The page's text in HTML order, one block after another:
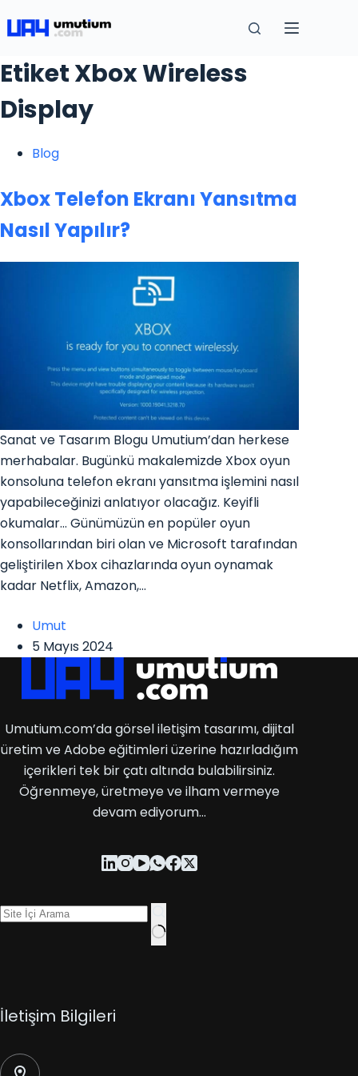
EtiketXbox Wireless
Display
Blog
Xbox Telefon Ekranı Yansıtma
Nasıl Yapılır?
Sanat ve Tasarım Blogu Umutium’dan herkese
merhabalar. Bugünkü makalemizde Xbox oyun
konsoluna telefon ekranı yansıtma işlemini nasıl
yapabileceğinizi anlatıyor olacağız. Keyifli
okumalar… Günümüzün en popüler oyun
konsollarından biri olan ve Microsoft tarafından
geliştirilen Xbox cihazlarında oyun oynamak
kadar Netflix, Amazon,…
Umut
5 Mayıs 2024
Umutium.com’da görsel iletişim tasarımı, dijital
üretim ve Adobe eğitimleri üzerine hazırladığım
içerikleri tek bir çatı altında bulabilirsiniz.
Öğrenmeye, üretmeye ve ilham vermeye
devam ediyorum…
İletişim Bilgileri